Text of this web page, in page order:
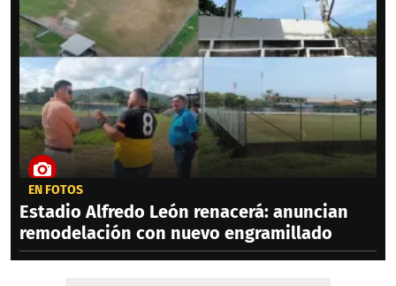
EN FOTOS
Estadio Alfredo León renacerá: anuncian
remodelación con nuevo engramillado